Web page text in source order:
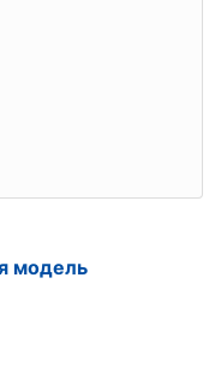
модель